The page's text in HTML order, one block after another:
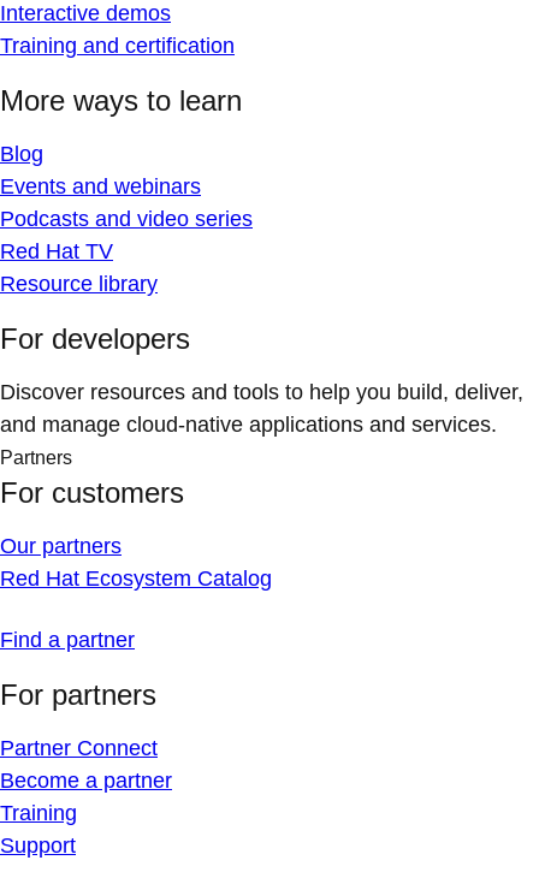
Interactive demos
Training and certification
More ways to learn
Blog
Events and webinars
Podcasts and video series
Red Hat TV
Resource library
For developers
Discover resources and tools to help you build, deliver,
and manage cloud-native applications and services.
Partners
For customers
Our partners
Red Hat Ecosystem Catalog
Find a partner
For partners
Partner Connect
Become a partner
Training
Support